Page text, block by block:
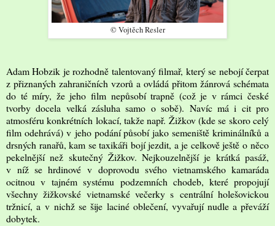
© Vojtěch Resler
Adam Hobzik je rozhodně talentovaný filmař, který se nebojí čerpat
z přiznaných zahraničních vzorů a ovládá přitom žánrová schémata
do té míry, že jeho film nepůsobí trapně (což je v rámci české
tvorby docela velká zásluha samo o sobě). Navíc má i cit pro
atmosféru konkrétních lokací, takže např. Žižkov (kde se skoro celý
film odehrává) v jeho podání působí jako semeniště kriminálníků a
drsných ranařů, kam se taxikáři bojí jezdit, a je celkově ještě o něco
pekelnější než skutečný Žižkov. Nejkouzelnější je krátká pasáž,
v níž se hrdinové v doprovodu svého vietnamského kamaráda
ocitnou v tajném systému podzemních chodeb, které propojují
všechny žižkovské vietnamské večerky s centrální holešovickou
tržnicí, a v nichž se šije laciné oblečení, vyvařují nudle a převáží
dobytek.